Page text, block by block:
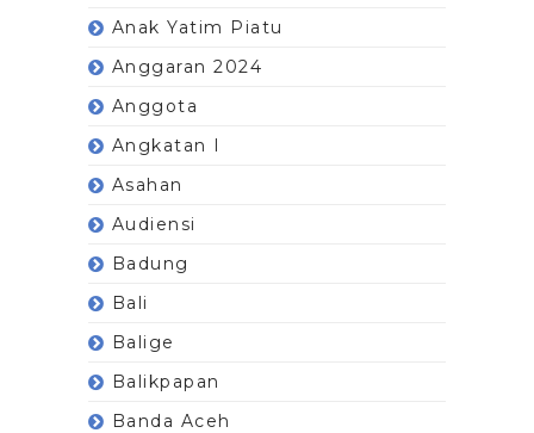
Anak Yatim Piatu
Anggaran 2024
Anggota
Angkatan I
Asahan
Audiensi
Badung
Bali
Balige
Balikpapan
Banda Aceh